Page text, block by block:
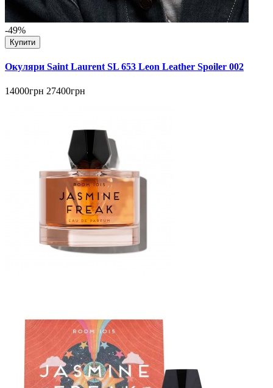
-49%
Купити
Окуляри Saint Laurent SL 653 Leon Leather Spoiler 002
14000грн 27400грн